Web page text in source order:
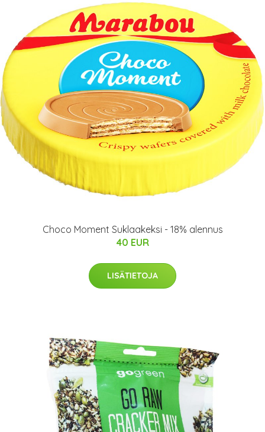
Choco Moment Suklaakeksi - 18% alennus
40 EUR
LISÄTIETOJA